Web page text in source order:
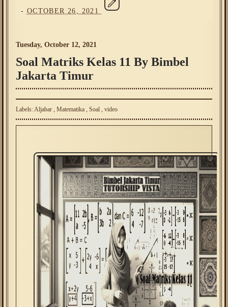
- OCTOBER 26, 2021
Tuesday, October 12, 2021
Soal Matriks Kelas 11 By Bimbel
Jakarta Timur
Labels: Aljabar Matematika Soal video